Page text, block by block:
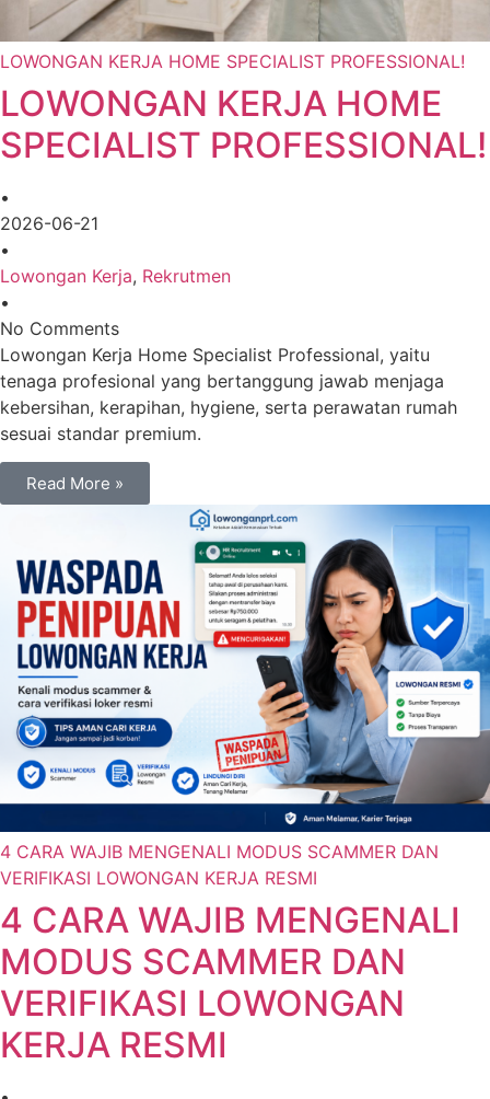
LOWONGAN KERJA HOME SPECIALIST PROFESSIONAL!
LOWONGAN KERJA HOME
SPECIALIST PROFESSIONAL!
•
2026-06-21
•
Lowongan Kerja, Rekrutmen
•
No Comments
Lowongan Kerja Home Specialist Professional, yaitu
tenaga profesional yang bertanggung jawab menjaga
kebersihan, kerapihan, hygiene, serta perawatan rumah
sesuai standar premium.
Read More »
4 CARA WAJIB MENGENALI MODUS SCAMMER DAN
VERIFIKASI LOWONGAN KERJA RESMI
4 CARA WAJIB MENGENALI
MODUS SCAMMER DAN
VERIFIKASI LOWONGAN
KERJA RESMI